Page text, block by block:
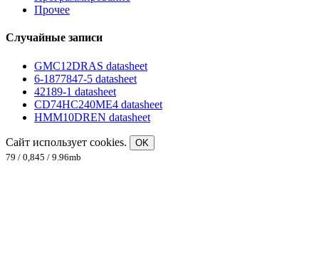
Прочее
Случайные записи
GMC12DRAS datasheet
6-1877847-5 datasheet
42189-1 datasheet
CD74HC240ME4 datasheet
HMM10DREN datasheet
Сайт использует cookies.
OK
79 / 0,845 / 9.96mb